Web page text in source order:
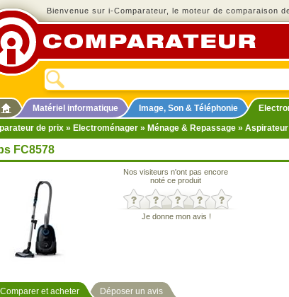
Bienvenue sur i-Comparateur, le moteur de comparaison
Matériel informatique Image, Son & Téléphonie
de prix » Electroménager » Ménage & Repassage » Aspirateur
FC8578
Nos visiteurs n'ont pas encore
noté ce produit
Je donne mon avis !
Comparer et acheter Déposer un avis